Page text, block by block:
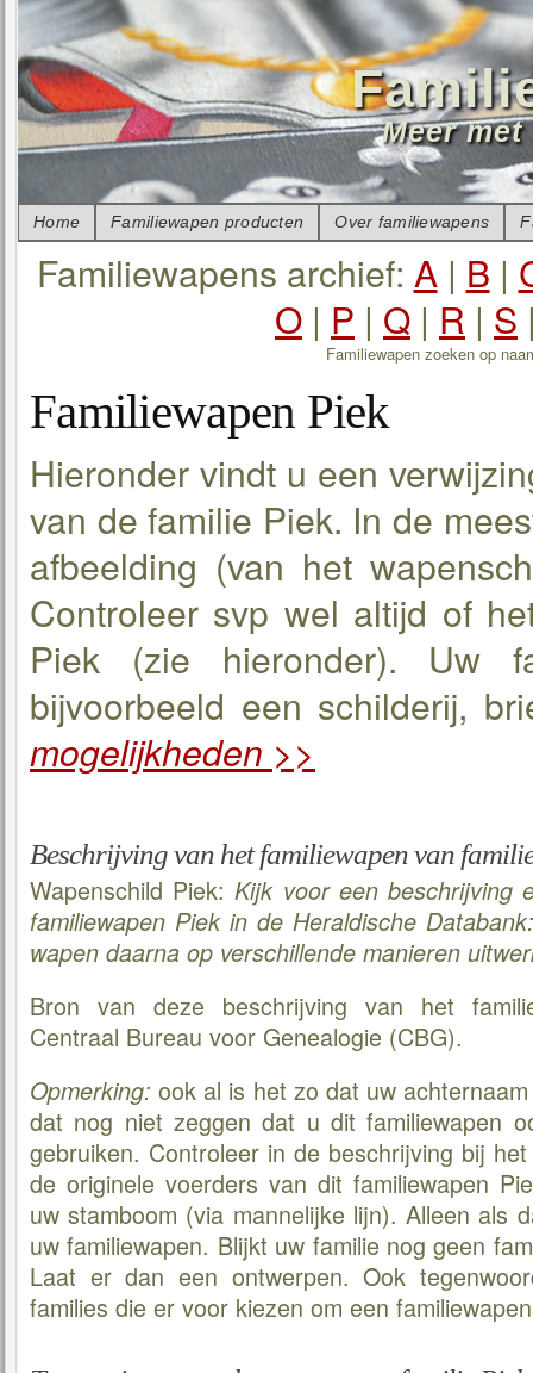
Familiewapens archief: A| B |
O | P | Q | R | S
Familiewapen zoeken op
Familiewapen Piek
Hieronder vindt u een
van de familie Piek. In de
afbeelding (van het
Controleer svp wel altijd of
Piek (zie hieronder). Uw
bijvoorbeeld een schilderij,
mogelijkheden >>
Beschrijving van het familiewapen van
Wapenschild Piek:Kijk voor een beschrijving
familiewapen Piek in de Heraldische
wapen daarna op verschillende manieren
Bron van deze beschrijving van het
Centraal Bureau voor Genealogie (CBG).
Opmerking: ook al is het zo dat uw
dat nog niet zeggen dat u dit familiewapen
gebruiken. Controleer in de beschrijving bij
de originele voerders van dit familiewapen
uw stamboom (via mannelijke lijn). Alleen als
uw familiewapen. Blijkt uw familie nog geen
Laat er dan een ontwerpen. Ook
families die er voor kiezen om een
Home Familiewapen producten Over familiewapens
Meer